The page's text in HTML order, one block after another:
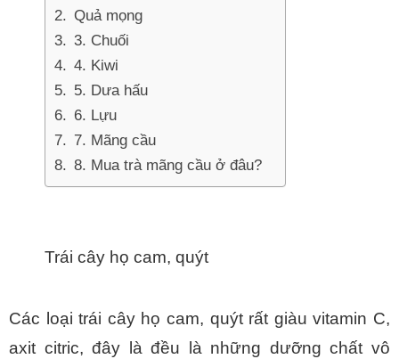
Quả mọng
3. Chuối
4. Kiwi
5. Dưa hấu
6. Lựu
7. Mãng cầu
8. Mua trà mãng cầu ở đâu?
Trái cây họ cam, quýt
Các loại trái cây họ cam, quýt rất giàu vitamin C,
axit citric, đây là đều là những dưỡng chất vô